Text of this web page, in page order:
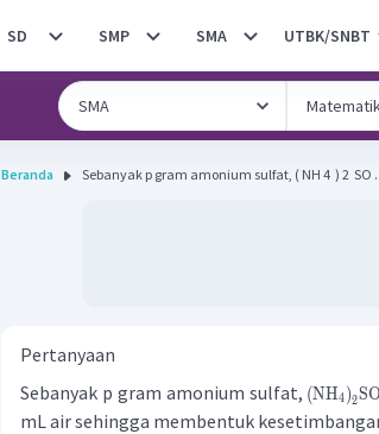
SD SMP SMA UTBK/SNBT
Beranda Sebanyak p gram amonium sulfat, ( NH 4 ​ ) 2 ​ SO
Pertanyaan
Sebanyak p gram amonium sulfat, (NH4)2
mL air sehingga membentuk